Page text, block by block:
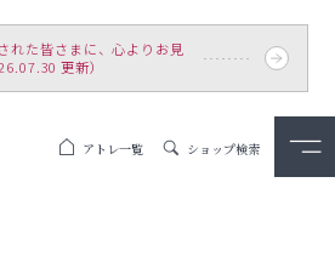
れた皆さまに、心よりお見
更新）
アトレ一覧 ショップ検索